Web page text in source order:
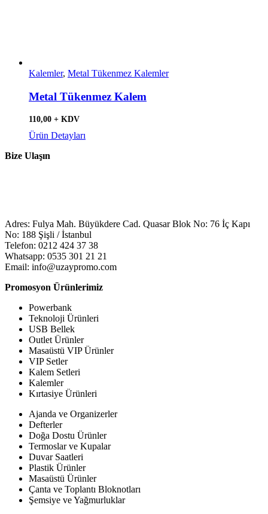
Kalemler, Metal Tükenmez Kalemler
Metal Tükenmez Kalem
110,00 + KDV
Ürün Detayları
Bize Ulaşın
Adres: Fulya Mah. Büyükdere Cad. Quasar Blok No: 76 İç Kapı
No: 188 Şişli / İstanbul
Telefon: 0212 424 37 38
Whatsapp: 0535 301 21 21
Email: info@uzaypromo.com
Promosyon Ürünlerimiz
Powerbank
Teknoloji Ürünleri
USB Bellek
Outlet Ürünler
Masaüstü VIP Ürünler
VIP Setler
Kalem Setleri
Kalemler
Kırtasiye Ürünleri
Ajanda ve Organizerler
Defterler
Doğa Dostu Ürünler
Termoslar ve Kupalar
Duvar Saatleri
Plastik Ürünler
Masaüstü Ürünler
Çanta ve Toplantı Bloknotları
Şemsiye ve Yağmurluklar